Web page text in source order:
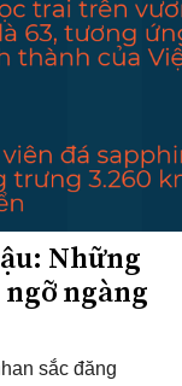
Những
ngàng
sắc đăng